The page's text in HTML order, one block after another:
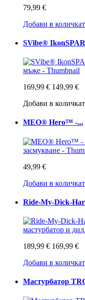
79,99 €
Добави в
SVibe®
169,99 € 149,99 €
Добави в
MEO® Hero™ -...
49,99 €
Добави в
Ride-My-Dick-
189,99 € 169,99 €
Добави в
Мастурбатор